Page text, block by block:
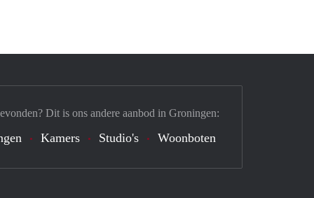
Dit is ons andere aanbod in Groningen:
Kamers Studio's Woonboten